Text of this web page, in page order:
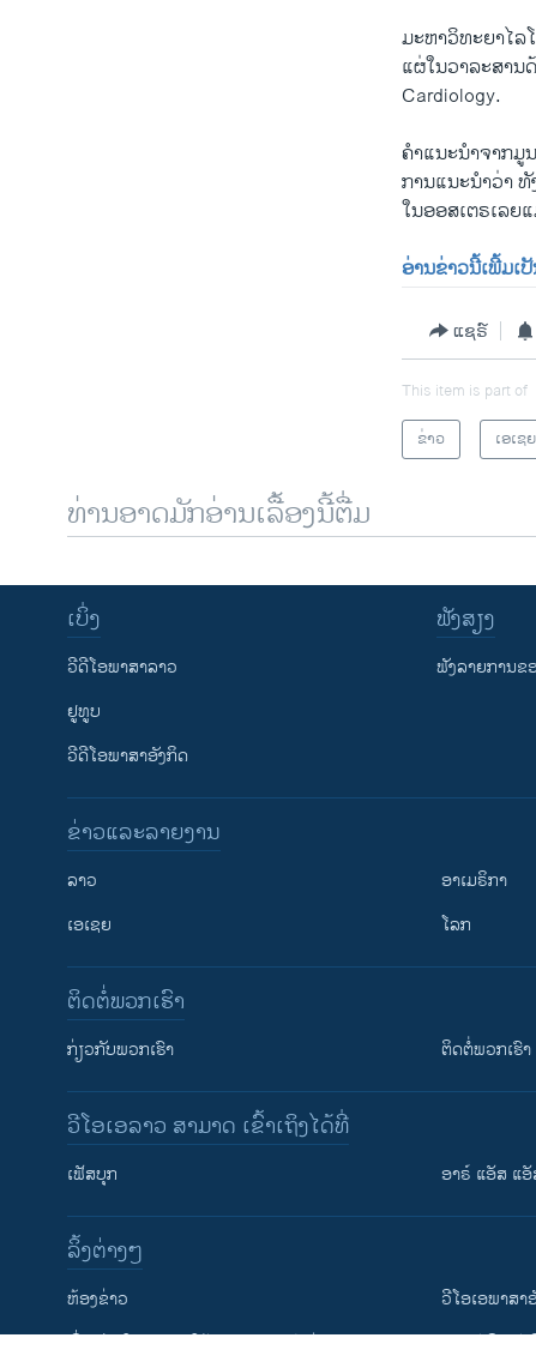
ຕິດຕາມພວກເຮົາ ທີ່
ພາສາຕ່າງໆ
ມະຫາວິທະຍາໄລ
ແຜ່ໃນວາລະສານ
Cardiology​.
ຄຳແນະນຳຈາກມູ
ການແນະນຳວ່າ
ໃນອອ​ສ​ເຕ​ຣ​ເລຍ
ອ່ານ​ຂ່າວນີ້​ເພີ້ມ​ເ
ແຊຣ໌
This item is part of
ຂ່າວ
ເອເຊຍ
ທ່ານອາດມັກອ່ານເລື້ອງນີ້ຕື່ມ
ເບິ່ງ
ວີດີໂອພາສາລາວ
ຢູທູບ
ວີດີໂອພາສາອັງກິດ
ຟັງສຽງ
ຟັງລາຍການຂ
ຂ່າວແລະລາຍງານ
ລາວ
ເອເຊຍ
ອາເມຣິກາ
ໂລກ
ຕິດຕໍ່ພວກເຮົາ
ກ່ຽວກັບພວກເຮົາ ຕິດຕໍ່ພວກເຮົາ
ວີໂອເອລາວ ສາມາດ ເຂົ້າເຖິງໄດ້ທີ່
ເຟັສບຸກ ອາຣ໌ ແອັສ ແ
​ລິ້ງ​ຕ່າງໆ
​ຫ້ອງ​ຂ່າວ
​ເງື່ອນ​ໄຂ​ໃນ​ການ​ນຳ​ໃຊ້​ແລະຄວາມ​ເປັນ​ສ່​ວນ​ຕົວ
ວີ​ໂອ​ເອ​ພາ​ສາ​
ຮຽນ​ອັງ​ກິດ​ກັບ​